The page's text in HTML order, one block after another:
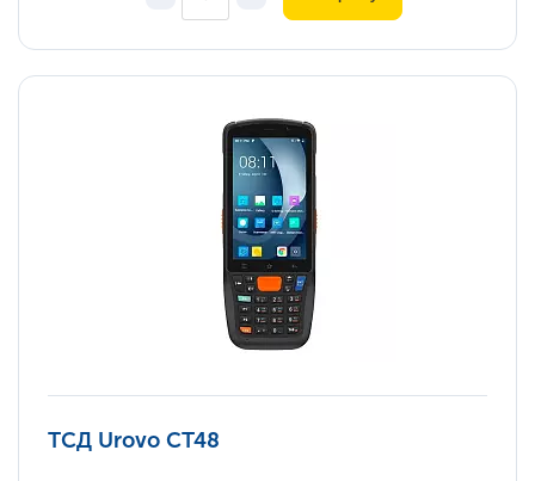
ТСД Urovo CT48